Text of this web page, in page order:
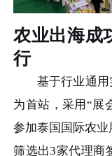
农业出海成
行
基于行业通用
为首站，采用“展
参加泰国国际农
筛选出3家代理商